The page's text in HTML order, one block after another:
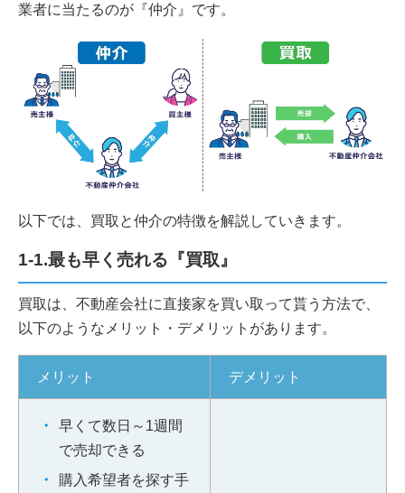
業者に当たるのが『仲介』です。
以下では、買取と仲介の特徴を解説していきます。
1-1.最も早く売れる『買取』
買取は、不動産会社に直接家を買い取って貰う方法で、
以下のようなメリット・デメリットがあります。
メリット デメリット
早くて数日～1週間
で売却できる
購入希望者を探す手